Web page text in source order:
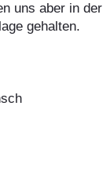
uns aber in der
gehalten.